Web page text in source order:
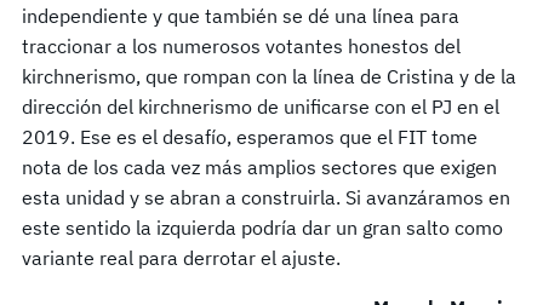
independiente y que también se dé una línea para
traccionar a los numerosos votantes honestos del
kirchnerismo, que rompan con la línea de Cristina y de la
dirección del kirchnerismo de unificarse con el PJ en el
2019. Ese es el desafío, esperamos que el FIT tome
nota de los cada vez más amplios sectores que exigen
esta unidad y se abran a construirla. Si avanzáramos en
este sentido la izquierda podría dar un gran salto como
variante real para derrotar el ajuste.